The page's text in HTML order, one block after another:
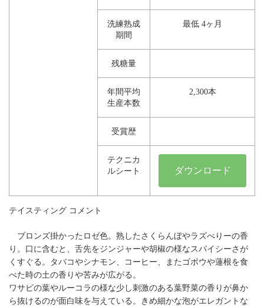
洗練熟成
期間
最低 4ヶ月
残糖量
年間平均
生産本数
2,300本
受賞歴
テクニカ
ルシート
ダウンロード
テイスティング コメント
ブロンズ掛かったロゼ色。熟したさくらんぼやラズべりーの香
り。口に含むと、舌先をジンジャーや胡椒の様なスパイシーさが
くすぐる。タバコやシナモン、コーヒー、またゴボウや蓮根を食
べた時の土の香りや苦みが広がる。
ワサビの葉やルーコラの様な少し刺激のある葉野菜の香りが鼻か
ら抜けるのが面白味を与えている。きめ細かな泡がエレガントな